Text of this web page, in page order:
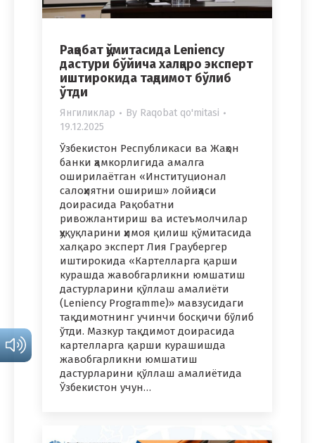
Рақобат қўмитасида Leniency
дастури бўйича халқаро эксперт
иштирокида тақдимот бўлиб
ўтди
Янгиликлар By Raqobat qo'mitasi
19.12.2025
Ўзбекистон Республикаси ва Жаҳон
банки ҳамкорлигида амалга
оширилаётган «Институционал
салоҳиятни ошириш» лойиҳаси
доирасида Рақобатни
ривожлантириш ва истеъмолчилар
ҳуқуқларини ҳимоя қилиш қўмитасида
халқаро эксперт Лия Граубергер
иштирокида «Картелларга қарши
курашда жавобгарликни юмшатиш
дастурларини қўллаш амалиёти
(Leniency Programme)» мавзусидаги
тақдимотнинг учинчи босқичи бўлиб
ўтди. Мазкур тақдимот доирасида
картелларга қарши курашишда
жавобгарликни юмшатиш
дастурларини қўллаш амалиётида
Ўзбекистон учун…